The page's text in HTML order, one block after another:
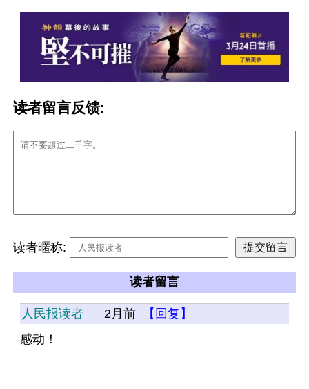
读者留言反馈:
读者暱称:
读者留言
人民报读者 2月前
【回复】
感动！